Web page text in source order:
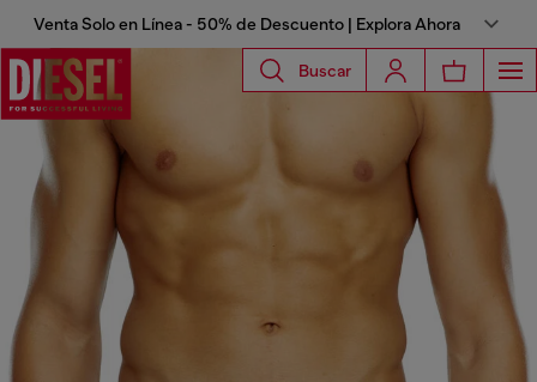
Venta Solo en Línea - 50% de Descuento | Explora Ahora
Buscar